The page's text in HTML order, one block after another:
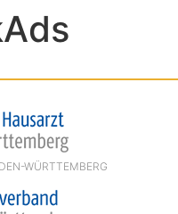
WÜRTTEMBERG